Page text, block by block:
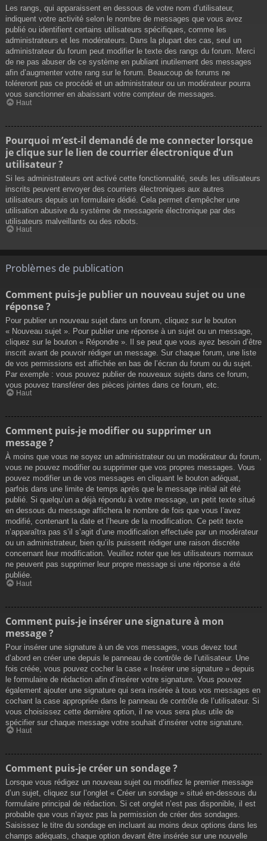
Les rangs, qui apparaissent en dessous de votre nom d’utilisateur,
indiquent votre activité selon le nombre de messages que vous avez
publié ou identifient certains utilisateurs spécifiques, comme les
administrateurs et les modérateurs. Dans la plupart des cas, seul un
administrateur du forum peut modifier le texte des rangs du forum. Merci
de ne pas abuser de ce système en publiant inutilement des messages
afin d’augmenter votre rang sur le forum. Beaucoup de forums ne
toléreront pas ce procédé et un administrateur ou un modérateur pourra
vous sanctionner en abaissant votre compteur de messages.
Haut
Pourquoi m’est-il demandé de me connecter lorsque
je clique sur le lien de courrier électronique d’un
utilisateur ?
Si les administrateurs ont activé cette fonctionnalité, seuls les utilisateurs
inscrits peuvent envoyer des courriers électroniques aux autres
utilisateurs depuis un formulaire dédié. Cela permet d’empêcher une
utilisation abusive du système de messagerie électronique par des
utilisateurs malveillants ou des robots.
Haut
Problèmes de publication
Comment puis-je publier un nouveau sujet ou une
réponse ?
Pour publier un nouveau sujet dans un forum, cliquez sur le bouton
« Nouveau sujet ». Pour publier une réponse à un sujet ou un message,
cliquez sur le bouton « Répondre ». Il se peut que vous ayez besoin d’être
inscrit avant de pouvoir rédiger un message. Sur chaque forum, une liste
de vos permissions est affichée en bas de l’écran du forum ou du sujet.
Par exemple : vous pouvez publier de nouveaux sujets dans ce forum,
vous pouvez transférer des pièces jointes dans ce forum, etc.
Haut
Comment puis-je modifier ou supprimer un
message ?
À moins que vous ne soyez un administrateur ou un modérateur du forum,
vous ne pouvez modifier ou supprimer que vos propres messages. Vous
pouvez modifier un de vos messages en cliquant le bouton adéquat,
parfois dans une limite de temps après que le message initial ait été
publié. Si quelqu’un a déjà répondu à votre message, un petit texte situé
en dessous du message affichera le nombre de fois que vous l’avez
modifié, contenant la date et l’heure de la modification. Ce petit texte
n’apparaîtra pas s’il s’agit d’une modification effectuée par un modérateur
ou un administrateur, bien qu’ils puissent rédiger une raison discrète
concernant leur modification. Veuillez noter que les utilisateurs normaux
ne peuvent pas supprimer leur propre message si une réponse a été
publiée.
Haut
Comment puis-je insérer une signature à mon
message ?
Pour insérer une signature à un de vos messages, vous devez tout
d’abord en créer une depuis le panneau de contrôle de l’utilisateur. Une
fois créée, vous pouvez cocher la case « Insérer une signature » depuis
le formulaire de rédaction afin d’insérer votre signature. Vous pouvez
également ajouter une signature qui sera insérée à tous vos messages en
cochant la case appropriée dans le panneau de contrôle de l’utilisateur. Si
vous choisissez cette dernière option, il ne vous sera plus utile de
spécifier sur chaque message votre souhait d’insérer votre signature.
Haut
Comment puis-je créer un sondage ?
Lorsque vous rédigez un nouveau sujet ou modifiez le premier message
d’un sujet, cliquez sur l’onglet « Créer un sondage » situé en-dessous du
formulaire principal de rédaction. Si cet onglet n’est pas disponible, il est
probable que vous n’ayez pas la permission de créer des sondages.
Saisissez le titre du sondage en incluant au moins deux options dans les
champs adéquats, chaque option devant être insérée sur une nouvelle